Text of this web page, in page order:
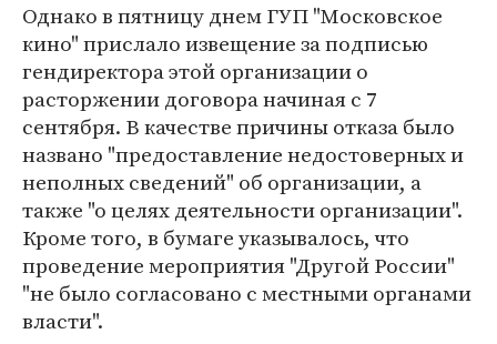
Однако в пятницу днем ГУП "Московское
кино" прислало извещение за подписью
гендиректора этой организации о
расторжении договора начиная с 7
сентября. В качестве причины отказа было
названо "предоставление недостоверных и
неполных сведений" об организации, а
также "о целях деятельности организации".
Кроме того, в бумаге указывалось, что
проведение мероприятия "Другой России"
"не было согласовано с местными органами
власти".